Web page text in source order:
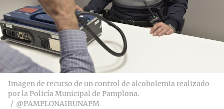
Imagen de recurso de un control de alcoholemia realizado
por la Policía Municipal de Pamplona.
@PAMPLONAIRUNAPM